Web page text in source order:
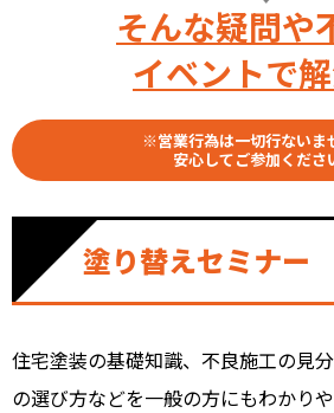
そんな疑問や
イベントで解
※営業行為は一切行ないま
安心してご参加くださ
塗り替えセミナー
住宅塗装の基礎知識、不良施工の見
の選び方などを一般の方にもわかり